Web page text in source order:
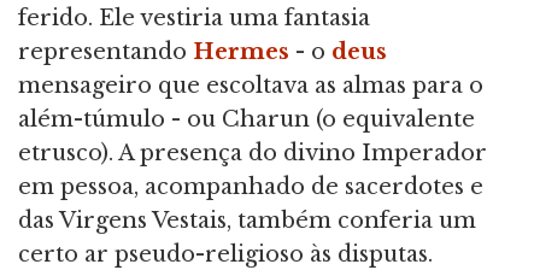
ferido. Ele vestiria uma fantasia
representando Hermes - o deus
mensageiro que escoltava as almas para o
além-túmulo - ou Charun (o equivalente
etrusco). A presença do divino Imperador
em pessoa, acompanhado de sacerdotes e
das Virgens Vestais, também conferia um
certo ar pseudo-religioso às disputas.